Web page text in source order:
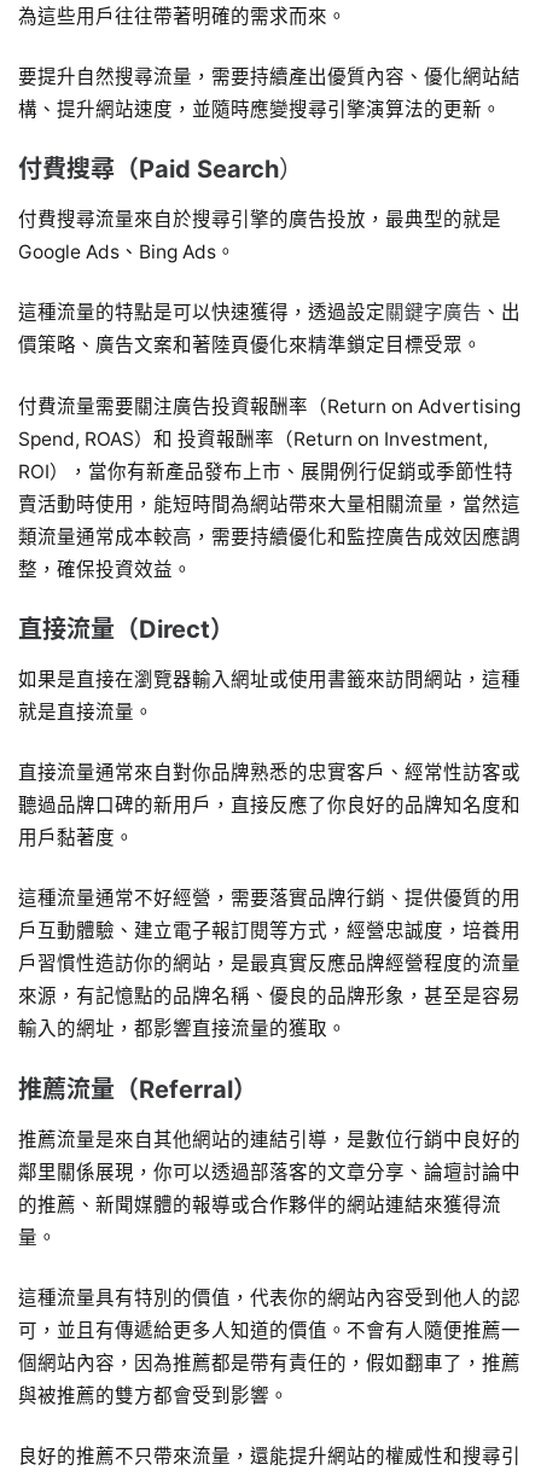
為這些用戶往往帶著明確的需求而來。
要提升自然搜尋流量，需要持續產出優質內容、優化網站結
構、提升網站速度，並隨時應變搜尋引擎演算法的更新。
付費搜尋（Paid Search）
付費搜尋流量來自於搜尋引擎的廣告投放，最典型的就是
Google Ads、Bing Ads。
這種流量的特點是可以快速獲得，透過設定關鍵字廣告 、出
價策略、廣告文案和著陸頁優化來精準鎖定目標受眾。
付費流量需要關注廣告投資報酬率（Return on Advertising
Spend, ROAS）和 投資報酬率（Return on Investment,
ROI），當你有新產品發布上市、展開例行促銷或季節性特
賣活動時使用，能短時間為網站帶來大量相關流量，當然這
類流量通常成本較高，需要持續優化和監控廣告成效因應調
整，確保投資效益。
直接流量（Direct）
如果是直接在瀏覽器輸入網址或使用書籤來訪問網站，這種
就是直接流量。
直接流量通常來自對你品牌熟悉的忠實客戶、經常性訪客或
聽過品牌口碑的新用戶，直接反應了你良好的品牌知名度和
用戶黏著度。
這種流量通常不好經營，需要落實品牌行銷、提供優質的用
戶互動體驗、建立電子報訂閱等方式，經營忠誠度，培養用
戶習慣性造訪你的網站，是最真實反應品牌經營程度的流量
來源，有記憶點的品牌名稱、優良的品牌形象，甚至是容易
輸入的網址，都影響直接流量的獲取。
推薦流量（Referral）
推薦流量是來自其他網站的連結引導，是數位行銷中良好的
鄰里關係展現，你可以透過部落客的文章分享、論壇討論中
的推薦、新聞媒體的報導或合作夥伴的網站連結來獲得流
量。
這種流量具有特別的價值，代表你的網站內容受到他人的認
可，並且有傳遞給更多人知道的價值。不會有人隨便推薦一
個網站內容，因為推薦都是帶有責任的，假如翻車了，推薦
與被推薦的雙方都會受到影響。
良好的推薦不只帶來流量，還能提升網站的權威性和搜尋引